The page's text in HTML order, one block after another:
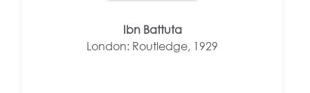
Ibn Battuta
London: Routledge, 1929